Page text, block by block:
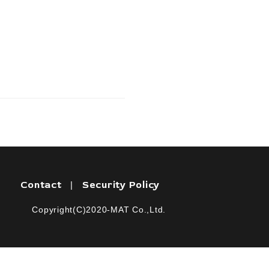
Contact | Security Policy
Copyright(C)2020-MAT Co.,Ltd.